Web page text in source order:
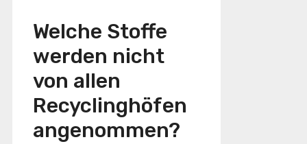
Welche Stoffe
werden nicht
von allen
Recyclinghöfen
angenommen?